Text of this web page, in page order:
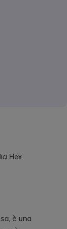
Hex
è una